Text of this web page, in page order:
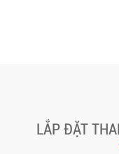
LẮP ĐẶT